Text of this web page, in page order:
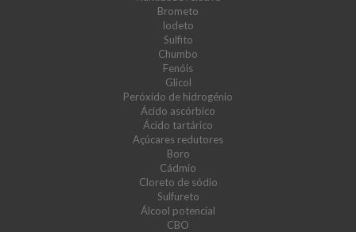
Brometo
Iodeto
Sulfito
Chumbo
Fenóis
Glicol
Peróxido de hidrogénio
Ácido ascórbico
Ácido tartárico
Açúcares redutores
Boro
Cádmio
Cloreto de sódio
Sulfureto
Álcool potencial
CBO